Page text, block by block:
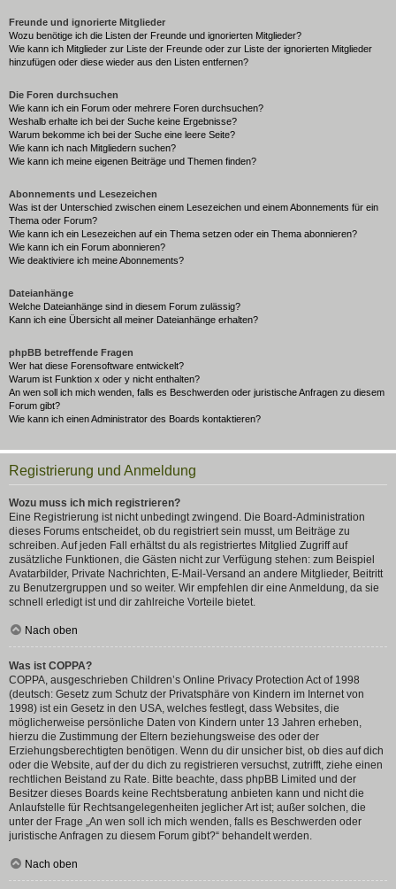
Freunde und ignorierte Mitglieder
Wozu benötige ich die Listen der Freunde und ignorierten Mitglieder?
Wie kann ich Mitglieder zur Liste der Freunde oder zur Liste der ignorierten Mitglieder
hinzufügen oder diese wieder aus den Listen entfernen?
Die Foren durchsuchen
Wie kann ich ein Forum oder mehrere Foren durchsuchen?
Weshalb erhalte ich bei der Suche keine Ergebnisse?
Warum bekomme ich bei der Suche eine leere Seite?
Wie kann ich nach Mitgliedern suchen?
Wie kann ich meine eigenen Beiträge und Themen finden?
Abonnements und Lesezeichen
Was ist der Unterschied zwischen einem Lesezeichen und einem Abonnements für ein
Thema oder Forum?
Wie kann ich ein Lesezeichen auf ein Thema setzen oder ein Thema abonnieren?
Wie kann ich ein Forum abonnieren?
Wie deaktiviere ich meine Abonnements?
Dateianhänge
Welche Dateianhänge sind in diesem Forum zulässig?
Kann ich eine Übersicht all meiner Dateianhänge erhalten?
phpBB betreffende Fragen
Wer hat diese Forensoftware entwickelt?
Warum ist Funktion x oder y nicht enthalten?
An wen soll ich mich wenden, falls es Beschwerden oder juristische Anfragen zu diesem
Forum gibt?
Wie kann ich einen Administrator des Boards kontaktieren?
Registrierung und Anmeldung
Wozu muss ich mich registrieren?
Eine Registrierung ist nicht unbedingt zwingend. Die Board-Administration
dieses Forums entscheidet, ob du registriert sein musst, um Beiträge zu
schreiben. Auf jeden Fall erhältst du als registriertes Mitglied Zugriff auf
zusätzliche Funktionen, die Gästen nicht zur Verfügung stehen: zum Beispiel
Avatarbilder, Private Nachrichten, E-Mail-Versand an andere Mitglieder, Beitritt
zu Benutzergruppen und so weiter. Wir empfehlen dir eine Anmeldung, da sie
schnell erledigt ist und dir zahlreiche Vorteile bietet.
Nach oben
Was ist COPPA?
COPPA, ausgeschrieben Children’s Online Privacy Protection Act of 1998
(deutsch: Gesetz zum Schutz der Privatsphäre von Kindern im Internet von
1998) ist ein Gesetz in den USA, welches festlegt, dass Websites, die
möglicherweise persönliche Daten von Kindern unter 13 Jahren erheben,
hierzu die Zustimmung der Eltern beziehungsweise des oder der
Erziehungsberechtigten benötigen. Wenn du dir unsicher bist, ob dies auf dich
oder die Website, auf der du dich zu registrieren versuchst, zutrifft, ziehe einen
rechtlichen Beistand zu Rate. Bitte beachte, dass phpBB Limited und der
Besitzer dieses Boards keine Rechtsberatung anbieten kann und nicht die
Anlaufstelle für Rechtsangelegenheiten jeglicher Art ist; außer solchen, die
unter der Frage „An wen soll ich mich wenden, falls es Beschwerden oder
juristische Anfragen zu diesem Forum gibt?“ behandelt werden.
Nach oben